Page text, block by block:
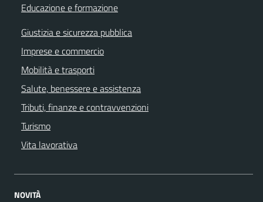
Educazione e formazione
Giustizia e sicurezza pubblica
Imprese e commercio
Mobilità e trasporti
Salute, benessere e assistenza
Tributi, finanze e contravvenzioni
Turismo
Vita lavorativa
NOVITÀ